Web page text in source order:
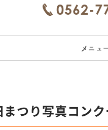
0562-
メニュ
つり写真コン